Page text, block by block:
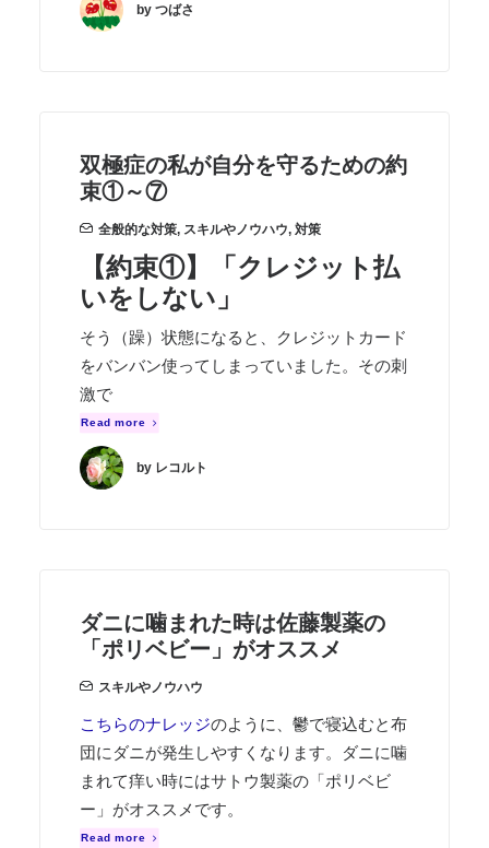
by つばさ
双極症の私が自分を守るための約
束①～⑦
全般的な対策, スキルやノウハウ, 対策
【約束①】「クレジット払
いをしない」
そう（躁）状態になると、クレジットカード
をバンバン使ってしまっていました。その刺
激で
Read more
by レコルト
ダニに噛まれた時は佐藤製薬の
「ポリベビー」がオススメ
スキルやノウハウ
こちらのナレッジのように、鬱で寝込むと布
団にダニが発生しやすくなります。ダニに噛
まれて痒い時にはサトウ製薬の「ポリベビ
ー」がオススメです。
Read more